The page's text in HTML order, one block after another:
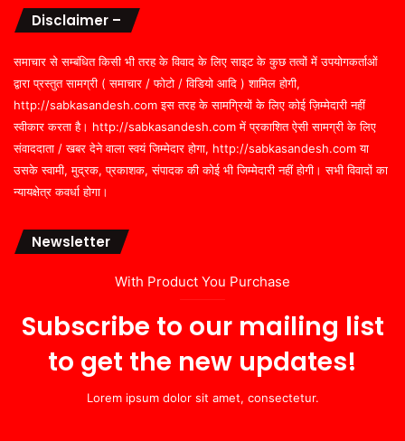
Disclaimer –
समाचार से सम्बंधित किसी भी तरह के विवाद के लिए साइट के कुछ तत्वों में उपयोगकर्ताओं
द्वारा प्रस्तुत सामग्री ( समाचार / फोटो / विडियो आदि ) शामिल होगी,
http://sabkasandesh.com इस तरह के सामग्रियों के लिए कोई ज़िम्मेदारी नहीं
स्वीकार करता है। http://sabkasandesh.com में प्रकाशित ऐसी सामग्री के लिए
संवाददाता / खबर देने वाला स्वयं जिम्मेदार होगा, http://sabkasandesh.com या
उसके स्वामी, मुद्रक, प्रकाशक, संपादक की कोई भी जिम्मेदारी नहीं होगी। सभी विवादों का
न्यायक्षेत्र कवर्धा होगा।
Newsletter
With Product You Purchase
Subscribe to our mailing list
to get the new updates!
Lorem ipsum dolor sit amet, consectetur.